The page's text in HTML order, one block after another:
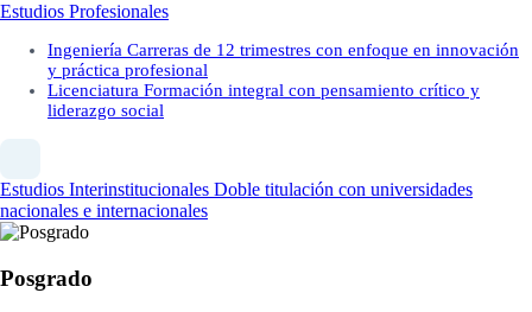
Estudios Profesionales
Ingeniería Carreras de 12 trimestres con enfoque en innovación
y práctica profesional
Licenciatura Formación integral con pensamiento crítico y
liderazgo social
Estudios Interinstitucionales Doble titulación con universidades
nacionales e internacionales
Posgrado